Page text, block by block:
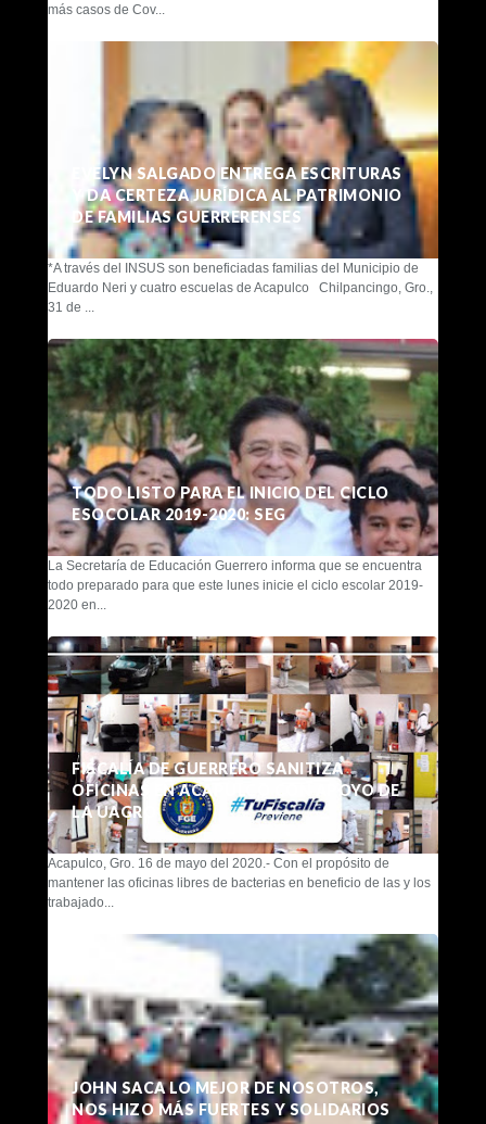
más casos de Cov...
EVELYN SALGADO ENTREGA ESCRITURAS
Y DA CERTEZA JURÍDICA AL PATRIMONIO
DE FAMILIAS GUERRERENSES
*A través del INSUS son beneficiadas familias del Municipio de
Eduardo Neri y cuatro escuelas de Acapulco Chilpancingo, Gro.,
31 de ...
TODO LISTO PARA EL INICIO DEL CICLO
ESOCOLAR 2019-2020: SEG
La Secretaría de Educación Guerrero informa que se encuentra
todo preparado para que este lunes inicie el ciclo escolar 2019-
2020 en...
FISCALÍA DE GUERRERO SANITIZA
OFICINAS EN ACAPULCO CON APOYO DE
LA UAGRO
Acapulco, Gro. 16 de mayo del 2020.- Con el propósito de
mantener las oficinas libres de bacterias en beneficio de las y los
trabajado...
JOHN SACA LO MEJOR DE NOSOTROS,
NOS HIZO MÁS FUERTES Y SOLIDARIOS